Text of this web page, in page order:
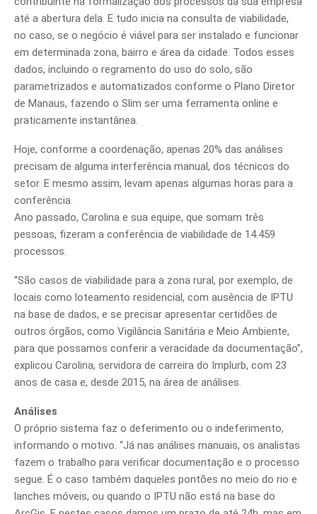
até a abertura dela. E tudo inicia na consulta de viabilidade,
no caso, se o negócio é viável para ser instalado e funcionar
em determinada zona, bairro e área da cidade. Todos esses
dados, incluindo o regramento do uso do solo, são
parametrizados e automatizados conforme o Plano Diretor
de Manaus, fazendo o Slim ser uma ferramenta online e
praticamente instantânea.
Hoje, conforme a coordenação, apenas 20% das análises
precisam de alguma interferência manual, dos técnicos do
setor. E mesmo assim, levam apenas algumas horas para a
conferência.
Ano passado, Carolina e sua equipe, que somam três
pessoas, fizeram a conferência de viabilidade de 14.459
processos.
“São casos de viabilidade para a zona rural, por exemplo, de
locais como loteamento residencial, com ausência de IPTU
na base de dados, e se precisar apresentar certidões de
outros órgãos, como Vigilância Sanitária e Meio Ambiente,
para que possamos conferir a veracidade da documentação”,
explicou Carolina, servidora de carreira do Implurb, com 23
anos de casa e, desde 2015, na área de análises.
Análises
O próprio sistema faz o deferimento ou o indeferimento,
informando o motivo. “Já nas análises manuais, os analistas
fazem o trabalho para verificar documentação e o processo
segue. É o caso também daqueles pontões no meio do rio e
lanches móveis, ou quando o IPTU não está na base do